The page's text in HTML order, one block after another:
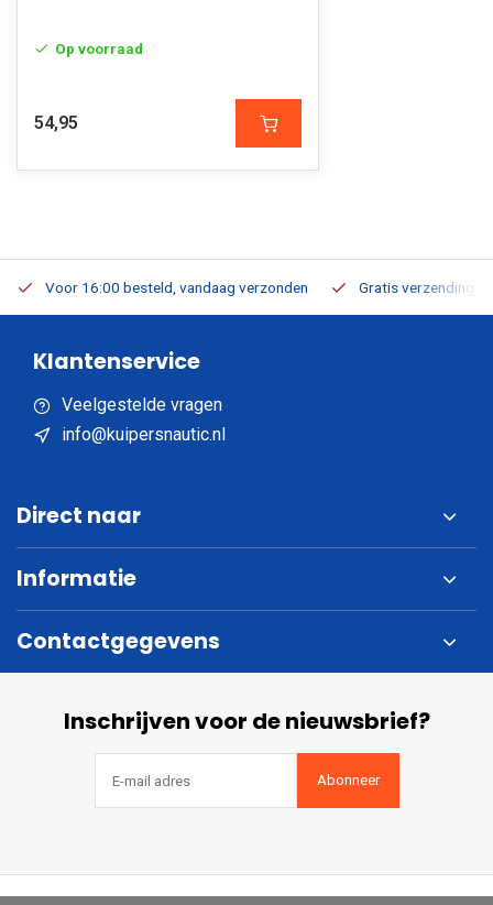
Op voorraad
54,95
Voor 16:00 besteld, vandaag verzonden Gratis verzending
Klantenservice
Veelgestelde vragen
info@kuipersnautic.nl
Direct naar
Informatie
Contactgegevens
Inschrijven voor de nieuwsbrief?
Abonneer